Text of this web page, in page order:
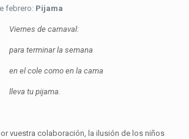
febrero: Pijama
Viernes de carnaval:
la semana
en la cama
pijama.
vuestra colaboración, la ilusión de los niños